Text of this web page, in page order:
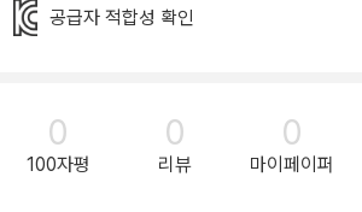
걸까?’ ‘스스로를 속여도 거짓말은 여전히 거
힌 거짓말 속에 숨겨진 진실을 찾는 재미를 느낄
귀쟁이 푸딩과 함께라면》 · 키워드: 진실, 거짓말, 방귀 샘은 영화 〈크
라이 울프〉 상영회에 가기 위해 ‘진실만 말하
공급자 적합성 확인
0
100자평
0
리뷰
0
마이페이퍼